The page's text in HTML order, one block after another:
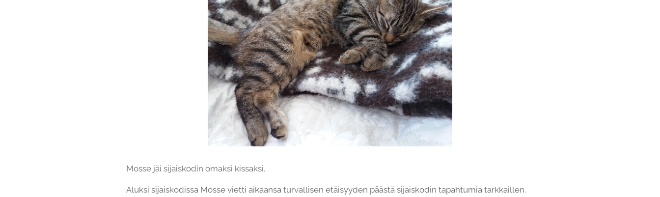
Mosse jäi sijaiskodin omaksi kissaksi.
Aluksi sijaiskodissa Mosse vietti aikaansa turvallisen etäisyyden päästä sijaiskodin tapahtumia tarkkaillen.